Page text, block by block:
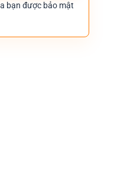
bạn được bảo mật